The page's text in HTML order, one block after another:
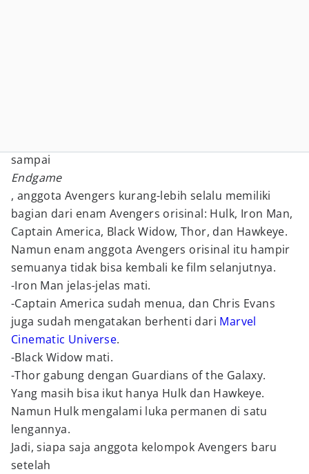
sampai
Endgame
, anggota Avengers kurang-lebih selalu memiliki
bagian dari enam Avengers orisinal: Hulk, Iron Man,
Captain America, Black Widow, Thor, dan Hawkeye.
Namun enam anggota Avengers orisinal itu hampir
semuanya tidak bisa kembali ke film selanjutnya.
-Iron Man jelas-jelas mati.
-Captain America sudah menua, dan Chris Evans
juga sudah mengatakan berhenti dari Marvel
Cinematic Universe.
-Black Widow mati.
-Thor gabung dengan Guardians of the Galaxy.
Yang masih bisa ikut hanya Hulk dan Hawkeye.
Namun Hulk mengalami luka permanen di satu
lengannya.
Jadi, siapa saja anggota kelompok Avengers baru
setelah